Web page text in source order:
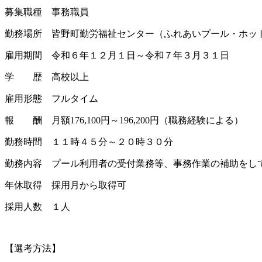
募集職種 事務職員
勤務場所 皆野町勤労福祉センター（ふれあいプール・ホッ
雇用期間 令和６年１２月１日～令和７年３月３１日
学 歴 高校以上
雇用形態 フルタイム
報 酬 月額176,100円～196,200円（職務経験による）
勤務時間 １１時４５分～２０時３０分
勤務内容 プール利用者の受付業務等、事務作業の補助をし
年休取得 採用月から取得可
採用人数 １人
【選考方法】